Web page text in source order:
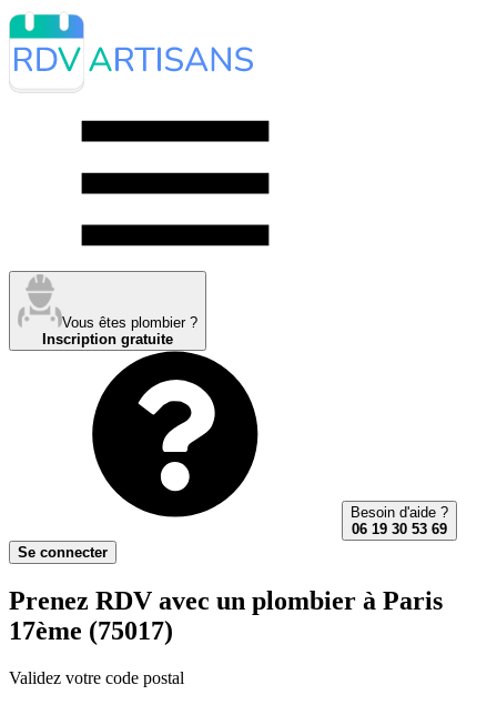
Vous êtes plombier ?
Inscription gratuite
Besoin d'aide ?
06 19 30 53 69
Se connecter
Prenez RDV avec un plombier à Paris
17ème (75017)
Validez votre code postal